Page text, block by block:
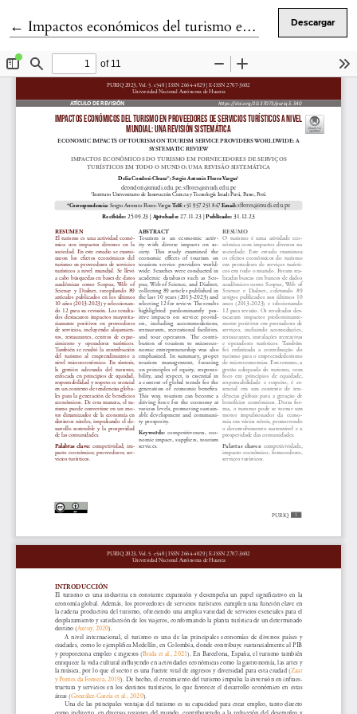
← Volver a los detalles del artículo
Impactos económicos del turismo en proveedores de servicios turísticos a nivel mundial: Una revisión sistemática Descargar